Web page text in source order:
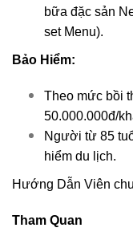
bữa đặc sản
set Menu).
Bảo Hiểm:
Theo mức bồi
50.000.000đ/
Người từ 85
hiểm du lịch.
Hướng Dẫn Viên
Tham Quan